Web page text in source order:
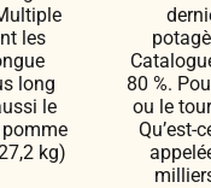
les
long
le
pomme
kg)
80 %.
ou le
Qu’est-